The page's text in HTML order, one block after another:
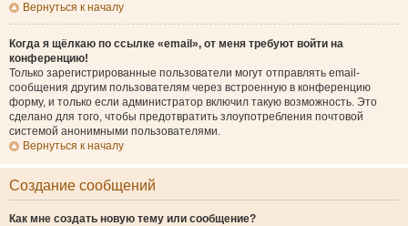
Вернуться к началу
Когда я щёлкаю по ссылке «email», от меня требуют войти на
конференцию!
Только зарегистрированные пользователи могут отправлять email-
сообщения другим пользователям через встроенную в конференцию
форму, и только если администратор включил такую возможность. Это
сделано для того, чтобы предотвратить злоупотребления почтовой
системой анонимными пользователями.
Вернуться к началу
Создание сообщений
Как мне создать новую тему или сообщение?